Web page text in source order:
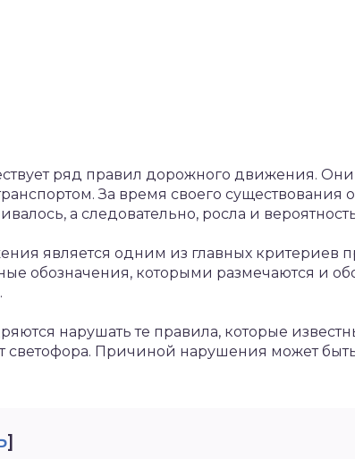
ряд правил дорожного движения.
За время своего существования
а следовательно, росла и
является одним из главных критериев
обозначения, которыми размечаются и
нарушать те правила, которые
светофора. Причиной нарушения может
]